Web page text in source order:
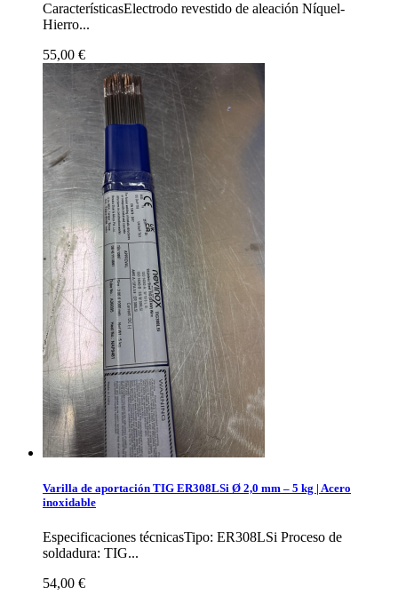
CaracterísticasElectrodo revestido de aleación Níquel-
Hierro...
55,00 €
Varilla de aportación TIG ER308LSi Ø 2,0 mm – 5 kg | Acero
inoxidable
Especificaciones técnicasTipo: ER308LSi Proceso de
soldadura: TIG...
54,00 €